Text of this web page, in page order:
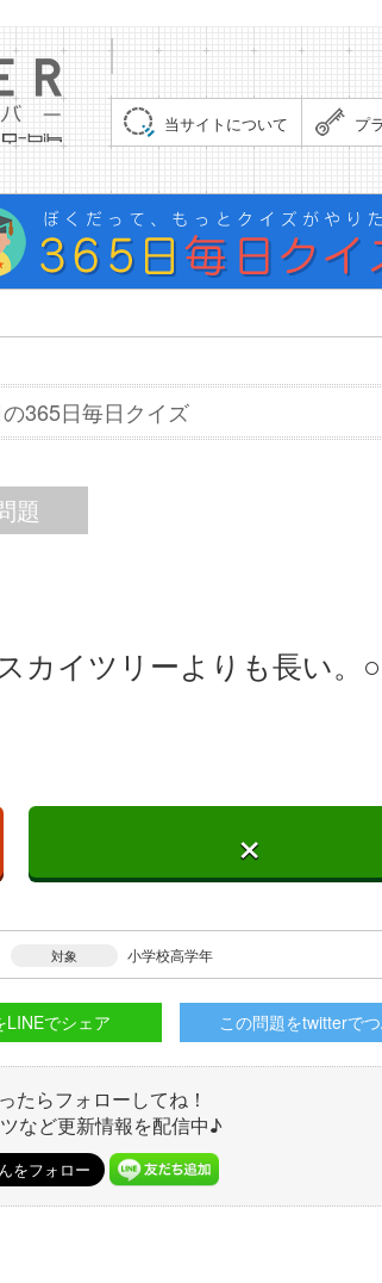
当サイトについて プ
365日毎日クイズ
題
カイツリーよりも長い。
×
対象 小学校高学年
LINEでシェア この問題をtwitterでつ
たらフォローしてね！
など更新情報を配信中♪